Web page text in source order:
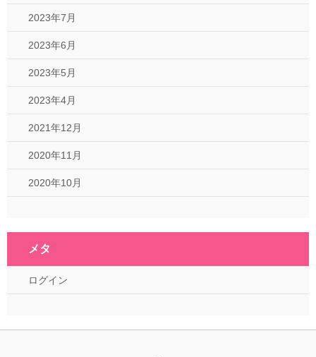
2023年7月
2023年6月
2023年5月
2023年4月
2021年12月
2020年11月
2020年10月
メタ
ログイン